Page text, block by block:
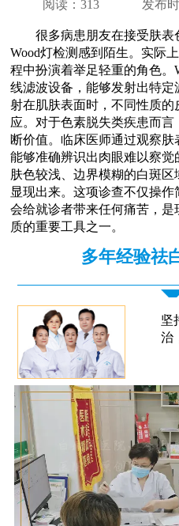
阅读： 313 发布
很多病患朋友在接受肤
Wood灯检测感到陌生。实际
程中扮演着举足轻重的角色。
线滤波设备，能够发射出特
射在肌肤表面时，不同性质
应。对于色素脱失类疾患而
断价值。临床医师通过观察肤
能够准确辨识出肉眼难以察
肤色较浅、边界模糊的白斑区
显现出来。这项诊查不仅操
会给就诊者带来任何痛苦，
质的重要工具之一。
多年经验祛
坚
治